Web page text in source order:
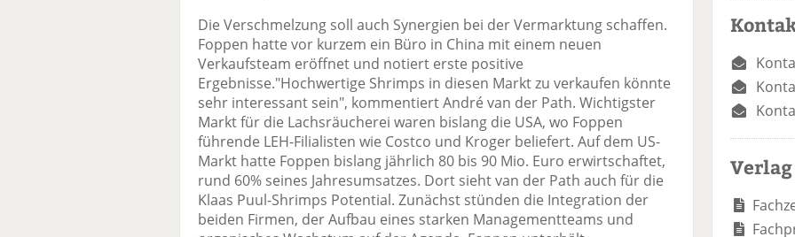
Die Verschmelzung soll auch Synergien bei der Vermarktung schaffen.
Foppen hatte vor kurzem ein Büro in China mit einem neuen
Verkaufsteam eröffnet und notiert erste positive
Ergebnisse."Hochwertige Shrimps in diesen Markt zu verkaufen könnte
sehr interessant sein", kommentiert André van der Path. Wichtigster
Markt für die Lachsräucherei waren bislang die USA, wo Foppen
führende LEH-Filialisten wie Costco und Kroger beliefert. Auf dem US-
Markt hatte Foppen bislang jährlich 80 bis 90 Mio. Euro erwirtschaftet,
rund 60% seines Jahresumsatzes. Dort sieht van der Path auch für die
Klaas Puul-Shrimps Potential. Zunächst stünden die Integration der
beiden Firmen, der Aufbau eines starken Managementteams und
Verlag